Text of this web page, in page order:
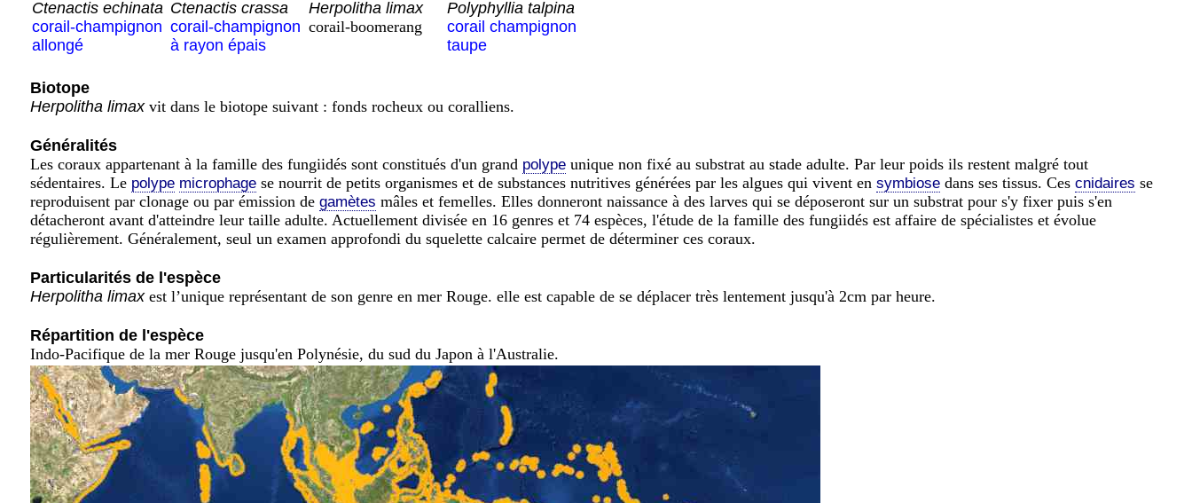
Ctenactis echinata
corail-champignon
allongé
Ctenactis crassa
corail-champignon
à rayon épais
Herpolitha limax
corail-boomerang
Polyphyllia talpina
corail champignon
taupe
Biotope
Herpolitha limaxvit dans le biotope suivant : fonds rocheux ou coralliens.
Généralités
Les coraux appartenant à la famille des fungiidés sont constitués d'un grand polype unique non fixé au substrat au stade adulte. Par leur poids ils restent malgré tout
sédentaires. Le polype microphage se nourrit de petits organismes et de substances nutritives générées par les algues qui vivent en symbiose dans ses tissus. Ces cnidaires se
reproduisent par clonage ou par émission de gamètes mâles et femelles. Elles donneront naissance à des larves qui se déposeront sur un substrat pour s'y fixer puis s'en
détacheront avant d'atteindre leur taille adulte. Actuellement divisée en 16 genres et 74 espèces, l'étude de la famille des fungiidés est affaire de spécialistes et évolue
régulièrement. Généralement, seul un examen approfondi du squelette calcaire permet de déterminer ces coraux.
Particularités de l'espèce
Herpolitha limaxest l’unique représentant de son genre en mer Rouge. elle est capable de se déplacer très lentement jusqu'à 2cm par heure.
Répartition de l'espèce
Indo-Pacifique de la mer Rouge jusqu'en Polynésie, du sud du Japon à l'Australie.